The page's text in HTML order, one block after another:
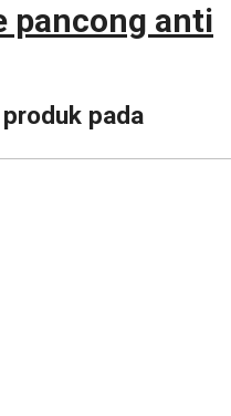
pancong anti
pada